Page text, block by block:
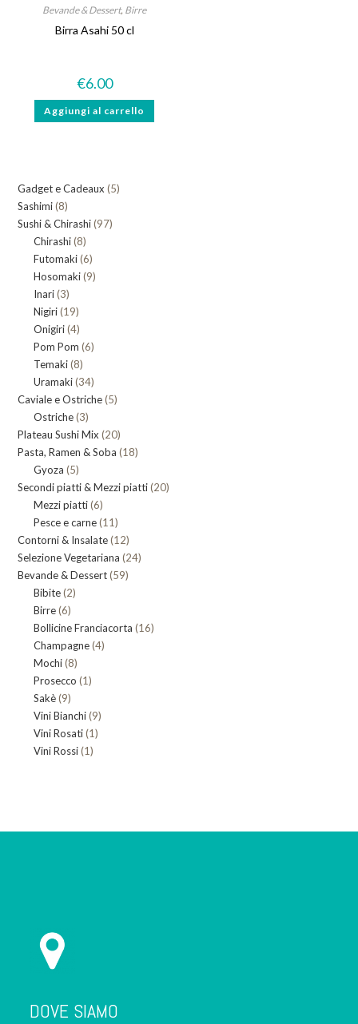
Bevande & Dessert, Birre
Birra Asahi 50 cl
€6.00
Aggiungi al carrello
Gadget e Cadeaux 55
Sashimi 88
prodotti
Sushi & Chirashi 9797
Chirashi 88
prodotti
Futomaki 66
prodotti
Hosomaki 99
Inari 33
prodotti
Nigiri 1919
prodotti
Onigiri 44
prodotti
Pom Pom 66
Temaki 88
prodotti
Uramaki 3434
prodotti
Caviale e Ostriche 55
Ostriche 33
prodotti
Plateau Sushi Mix 2020
prodotti
Pasta, Ramen & Soba 1818
Gyoza 55
prodotti
Secondi piatti & Mezzi piatti 2020
Mezzi piatti 66
prodotti
Pesce e carne 1111
prodotti
Contorni & Insalate 1212
prodotti
Selezione Vegetariana 2424
Bevande & Dessert 5959
Bibite 22
Birre 66
prodotti
Bollicine Franciacorta 1616
Champagne 44
Mochi 88
prodotti
Prosecco 11
Sakè 99
prodotti
Vini Bianchi 99
Vini Rosati 11
Vini Rossi 11
DOVE SIAMO